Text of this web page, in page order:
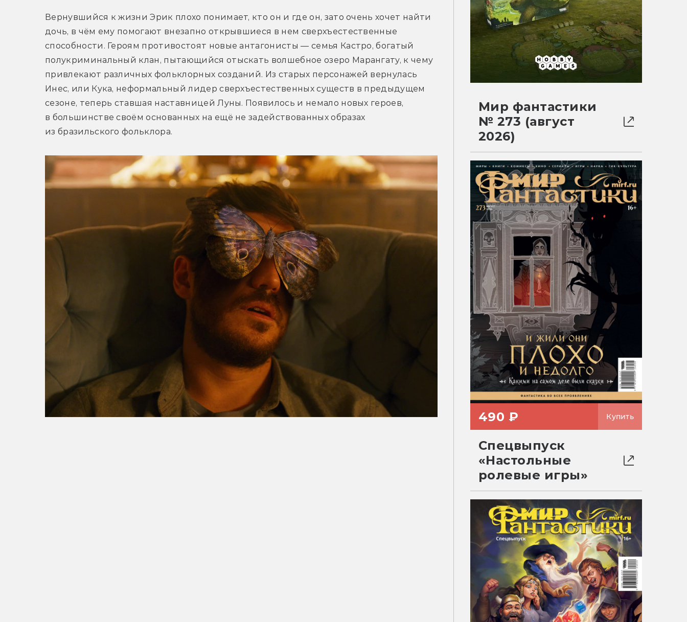
Вернувшийся к жизни Эрик плохо понимает, кто он и где он, зато очень хочет найти
дочь, в чём ему помогают внезапно открывшиеся в нем сверхъестественные
способности. Героям противостоят новые антагонисты — семья Кастро, богатый
полукриминальный клан, пытающийся отыскать волшебное озеро Марангату, к чему
привлекают различных фольклорных созданий. Из старых персонажей вернулась
Инес, или Кука, неформальный лидер сверхъестественных существ в предыдущем
сезоне, теперь ставшая наставницей Луны. Появилось и немало новых героев,
в большинстве своём основанных на ещё не задействованных образах
из бразильского фольклора.
Мир фантастики
№ 273 (август
2026)
490 ₽ Купить
Спецвыпуск
«Настольные
ролевые игры»